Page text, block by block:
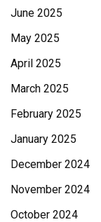
June 2025
May 2025
April 2025
March 2025
February 2025
January 2025
December 2024
November 2024
October 2024